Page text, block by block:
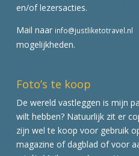
en/of lezersacties.
Mail naar info@justliketotravel.nl
mogelijkheden.
Foto’s te koop
De wereld vastleggen is mijn
wilt hebben? Natuurlijk zit er
zijn wel te koop voor gebruik
magazine of dagblad of voor